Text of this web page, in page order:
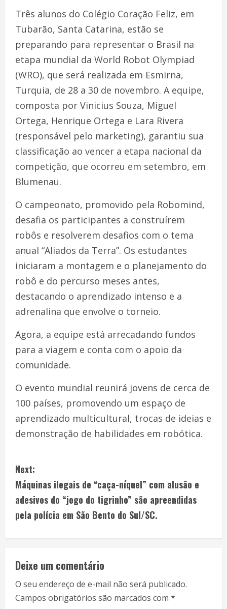
Três alunos do Colégio Coração Feliz, em
Tubarão, Santa Catarina, estão se
preparando para representar o Brasil na
etapa mundial da World Robot Olympiad
(WRO), que será realizada em Esmirna,
Turquia, de 28 a 30 de novembro. A equipe,
composta por Vinicius Souza, Miguel
Ortega, Henrique Ortega e Lara Rivera
(responsável pelo marketing), garantiu sua
classificação ao vencer a etapa nacional da
competição, que ocorreu em setembro, em
Blumenau.
O campeonato, promovido pela Robomind,
desafia os participantes a construírem
robôs e resolverem desafios com o tema
anual “Aliados da Terra”. Os estudantes
iniciaram a montagem e o planejamento do
robô e do percurso meses antes,
destacando o aprendizado intenso e a
adrenalina que envolve o torneio.
Agora, a equipe está arrecadando fundos
para a viagem e conta com o apoio da
comunidade.
O evento mundial reunirá jovens de cerca de
100 países, promovendo um espaço de
aprendizado multicultural, trocas de ideias e
demonstração de habilidades em robótica.
Next:
Máquinas ilegais de “caça-níquel” com alusão e
adesivos do “jogo do tigrinho” são apreendidas
pela polícia em São Bento do Sul/SC.
Deixe um comentário
O seu endereço de e-mail não será publicado.
Campos obrigatórios são marcados com *